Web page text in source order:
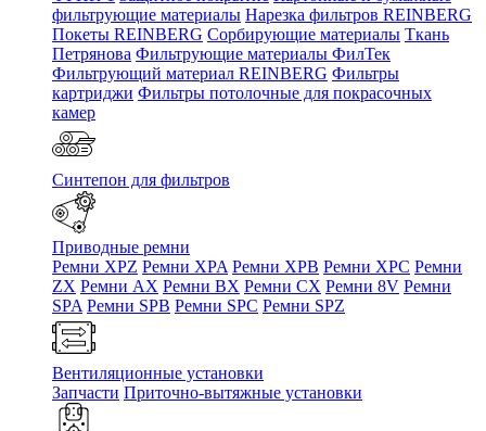
фильтрующие материалы Нарезка фильтров REINBERG
Покеты REINBERG Сорбирующие материалы Ткань
Петрянова Фильтрующие материалы ФилТек
Фильтрующий материал REINBERG Фильтры
картриджи Фильтры потолочные для покрасочных
камер
Синтепон для фильтров
Приводные ремни
Ремни XPZ Ремни XPA Ремни XPB Ремни XPC Ремни
ZX Ремни AX Ремни BX Ремни CX Ремни 8V Ремни
SPA Ремни SPB Ремни SPC Ремни SPZ
Вентиляционные установки
Запчасти Приточно-вытяжные установки